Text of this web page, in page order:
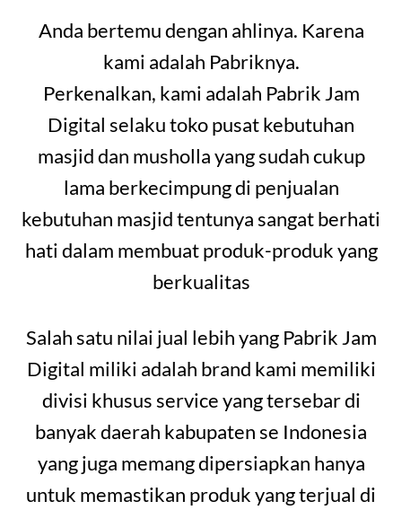
Anda bertemu dengan ahlinya. Karena
kami adalah Pabriknya.
Perkenalkan, kami adalah Pabrik Jam
Digital selaku toko pusat kebutuhan
masjid dan musholla yang sudah cukup
lama berkecimpung di penjualan
kebutuhan masjid tentunya sangat berhati
hati dalam membuat produk-produk yang
berkualitas
Salah satu nilai jual lebih yang Pabrik Jam
Digital miliki adalah brand kami memiliki
divisi khusus service yang tersebar di
banyak daerah kabupaten se Indonesia
yang juga memang dipersiapkan hanya
untuk memastikan produk yang terjual di